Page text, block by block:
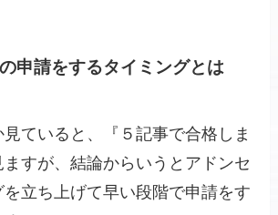
申請をするタイミングとは
ていると、『５記事で合格しま
ますが、結論からいうとアドンセ
を立ち上げて早い段階で申請をす